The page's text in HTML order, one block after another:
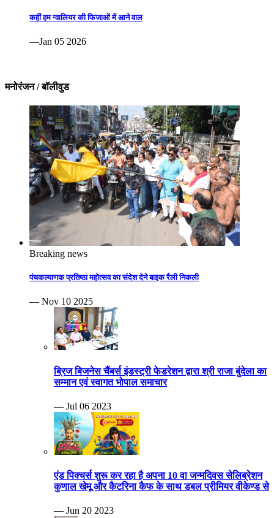
कहीं हम ग्वालियर की फिजाओं में आने वाल
—Jan 05 2026
मनोरंजन / बॉलीवुड
Breaking news
पंचकल्याणक प्रतिष्ठा महोत्सव का संदेश देने बाइक रैली निकली
— Nov 10 2025
ब्रिज बिजनेस चैंबर्स इंडस्ट्री फेडरेशन द्वारा श्री राजा बुंदेला का
सम्मान एवं स्वागत भोपाल समाचार
— Jul 06 2023
एंड पिक्चर्स शुरू कर रहा है अपना 10 वा जन्मदिवस सेलिब्रेशन
कुणाल खेमू और कैटरिना कैफ के साथ डबल प्रीमियर वीकेण्ड से
— Jun 20 2023